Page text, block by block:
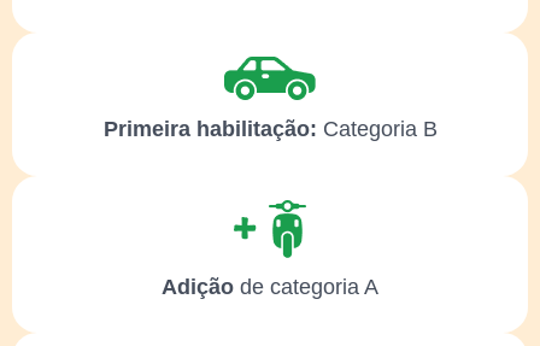
Primeira habilitação: Categoria B
Adição de categoria A